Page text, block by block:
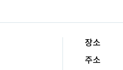
장소
주소